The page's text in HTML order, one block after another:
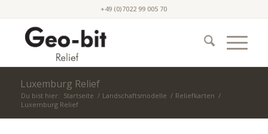
+49 (0)7022 99 005 70
Luxemburg Relief
Du bist hier: Startseite / Landschaftsmodelle / Reliefkarten /
Luxemburg Relief